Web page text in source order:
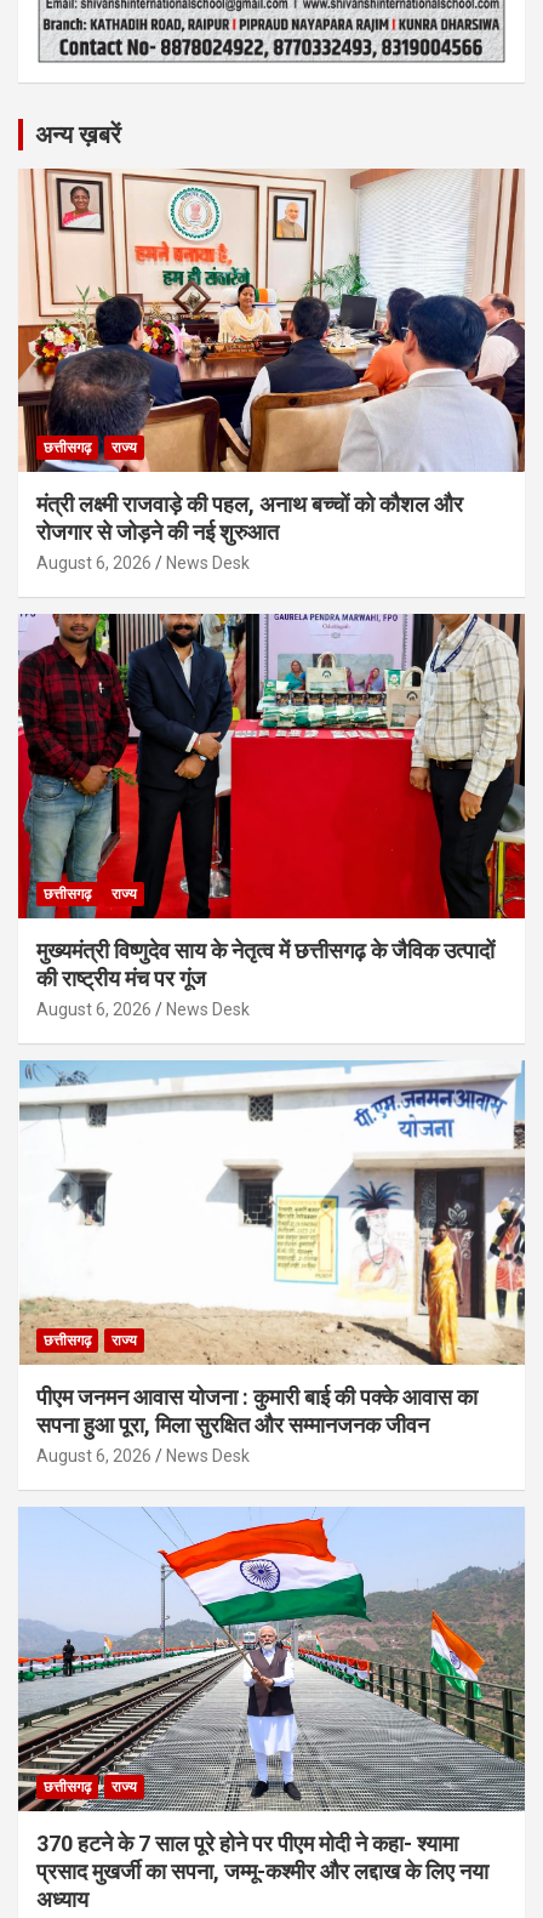
अन्य ख़बरें
छत्तीसगढ़ राज्य
मंत्री लक्ष्मी राजवाड़े की पहल, अनाथ बच्चों को कौशल और
रोजगार से जोड़ने की नई शुरुआत
August 6, 2026 News Desk
छत्तीसगढ़ राज्य
मुख्यमंत्री विष्णुदेव साय के नेतृत्व में छत्तीसगढ़ के जैविक उत्पादों
की राष्ट्रीय मंच पर गूंज
August 6, 2026 News Desk
छत्तीसगढ़ राज्य
पीएम जनमन आवास योजना : कुमारी बाई की पक्के आवास का
सपना हुआ पूरा, मिला सुरक्षित और सम्मानजनक जीवन
August 6, 2026 News Desk
छत्तीसगढ़ राज्य
370 हटने के 7 साल पूरे होने पर पीएम मोदी ने कहा- श्यामा
प्रसाद मुखर्जी का सपना, जम्मू-कश्मीर और लद्दाख के लिए नया
अध्याय